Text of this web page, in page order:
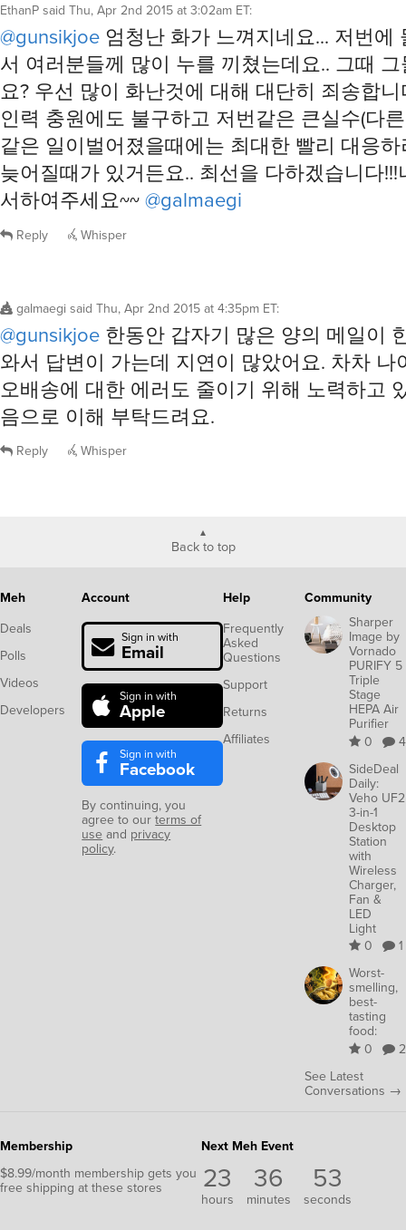
EthanPsaid Thu, Apr 2nd 2015 at 3:02am ET:
@gunsikjoe 엄청난 화가 느껴지네요... 저번에
서 여러분들께 많이 누를 끼쳤는데요.. 그때
요? 우선 많이 화난것에 대해 대단히 죄송합
인력 충원에도 불구하고 저번같은 큰실수(다
같은 일이벌어졌을때에는 최대한 빨리 대응
늦어질때가 있거든요.. 최선을 다하겠습니다
서하여주세요~~@galmaegi
Reply Whisper
galmaegi said Thu, Apr 2nd 2015 at 4:35pm ET:
@gunsikjoe 한동안 갑자기 많은 양의 메일이
와서 답변이 가는데 지연이 많았어요. 차차 나
오배송에 대한 에러도 줄이기 위해 노력하고
음으로 이해 부탁드려요.
Reply Whisper
Back to top
Meh
Deals
Polls
Videos
Developers
Account
Sign in with
Email
Sign in with
Apple
Sign in with
Facebook
By continuing, you
agree to ourterms of
use and privacy
policy.
Help
Frequently
Asked
Questions
Support
Returns
Affiliates
Community
Sharper
Image by
Vornado
PURIFY 5
Triple
Stage
HEPA Air
Purifier
0
4
SideDeal
Daily:
Veho UF2
3-in-1
Desktop
Station
with
Wireless
Charger,
Fan &
LED
Light
0
1
Worst-
smelling,
best-
tasting
food:
0
2
See Latest
Conversations →
Membership
$8.99/month membership gets you
free shipping at these stores
Next Meh Event
23
hours
36
minutes
52
seconds